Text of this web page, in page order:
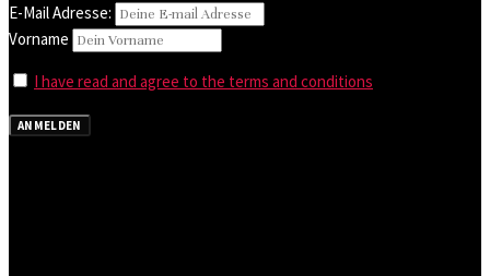
E-Mail Adresse:
Vorname
I have read and agree to the terms and conditions
ANMELDEN